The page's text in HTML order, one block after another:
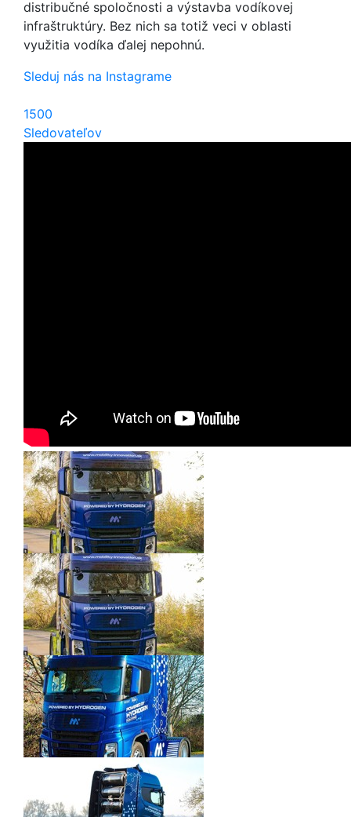
distribučné spoločnosti a výstavba vodíkovej
infraštruktúry. Bez nich sa totiž veci v oblasti
využitia vodíka ďalej nepohnú.
Sleduj nás na Instagrame
1500
Sledovateľov